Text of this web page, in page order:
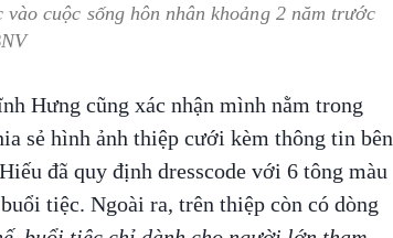
cuộc sống hôn nhân khoảng 2 năm trước
Hưng cũng xác nhận mình nằm trong
sẻ hình ảnh thiệp cưới kèm thông tin bên
đã quy định dresscode với 6 tông màu
tiệc. Ngoài ra, trên thiệp còn có dòng